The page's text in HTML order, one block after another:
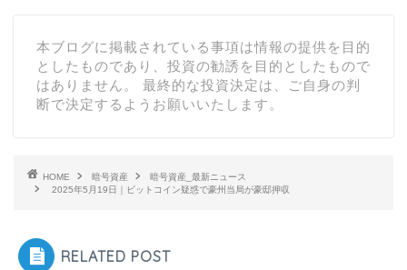
本ブログに掲載されている事項は情報の提供を目的
としたものであり、投資の勧誘を目的としたもので
はありません。 最終的な投資決定は、ご自身の判
断で決定するようお願いいたします。
HOME 暗号資産
暗号資産_最新ニュース
2025年5月19日｜ビットコイン疑惑で豪州当局が豪邸押収
RELATED POST